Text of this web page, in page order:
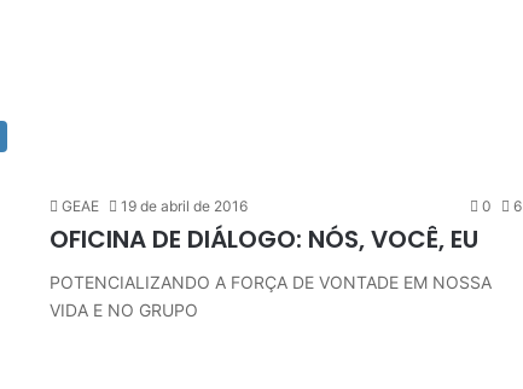
GEAE 19 de abril de 2016 0 6
OFICINA DE DIÁLOGO: NÓS, VOCÊ, EU
POTENCIALIZANDO A FORÇA DE VONTADE EM NOSSA
VIDA E NO GRUPO